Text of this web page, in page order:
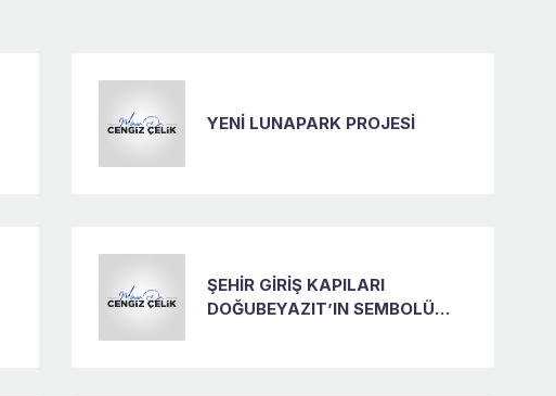
YENİ LUNAPARK PROJESİ
ŞEHİR GİRİŞ KAPILARI
DOĞUBEYAZIT’IN SEMBOLÜ